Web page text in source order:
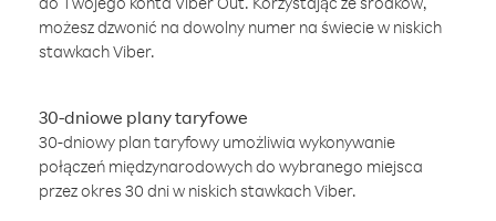
możesz dzwonić na dowolny numer na świecie w niskich
stawkach Viber.
30-dniowe plany taryfowe
30-dniowy plan taryfowy umożliwia wykonywanie
połączeń międzynarodowych do wybranego miejsca
przez okres 30 dni w niskich stawkach Viber.